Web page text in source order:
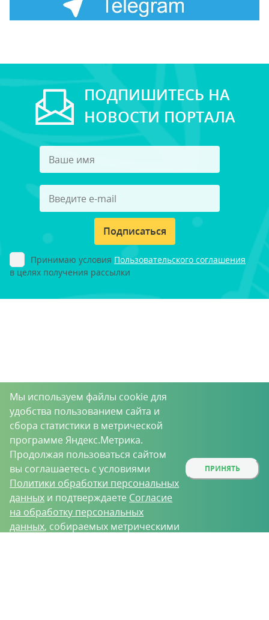
ПОДПИШИТЕСЬ НА
НОВОСТИ ПОРТАЛА
Подписаться
Принимаю условия Пользовательского соглашения
в целях получения рассылки
Мы используем файлы cookie для
удобства пользованием сайта и
сбора статистики в метрической
программе Яндекс.Метрика.
Продолжая пользоваться сайтом
вы соглашаетесь с условиями
Политики обработки персональных
данных и подтверждаете Согласие
на обработку персональных
данных, собираемых метрическими
ПРИНЯТЬ